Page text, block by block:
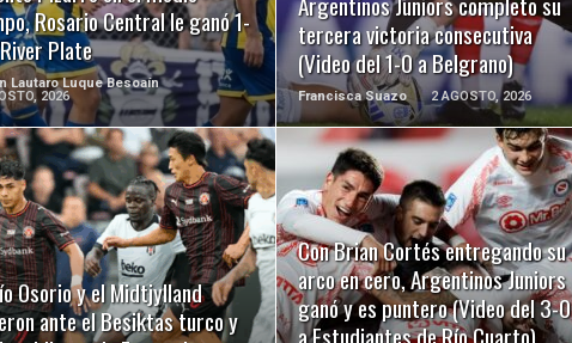
Rosario Central le ganó 1-
Plate
Lautaro Luque Besoaín
2026
tercera victoria consecutiva
(Video del 1-0 a Belgrano)
Francisca Suazo 2 AGOSTO, 2026
Osorio y el Midtjylland
ante el Besiktas turco y
LEER MÁS
Con Brian Cortés entregando su
arco en cero, Argentinos Juniors
ganó y es puntero (Video del 3-0
LEER MÁS